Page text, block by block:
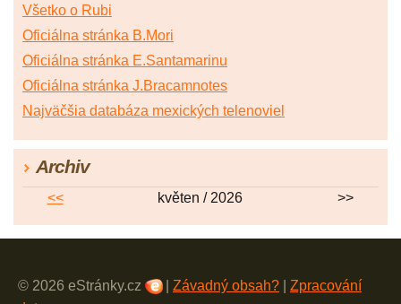
Všetko o Rubi
Oficiálna stránka B.Mori
Oficiálna stránka E.Santamarinu
Oficiálna stránka J.Bracamnotes
Najväčšia databáza mexických telenoviel
Archiv
<< květen / 2026 >>
© 2026 eStránky.cz Závadný obsah?
Zpracování